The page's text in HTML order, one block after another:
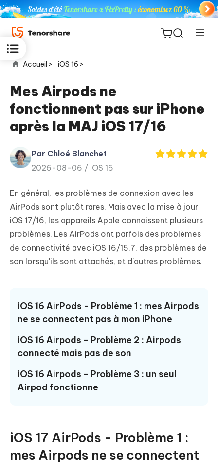
ReiBoot
for iOS
PDNob
PDF
New
iAnyGo
Accueil > iOS 16 >
Mes Airpods ne
fonctionnent pas sur iPhone
après la MAJ iOS 17/16
Par Chloé Blanchet
2026-08-06 / iOS 16
En général, les problèmes de connexion avec les
AirPods sont plutôt rares. Mais avec la mise à jour
iOS 17/16, les appareils Apple connaissent plusieurs
problèmes. Les AirPods ont parfois des problèmes
de connectivité avec iOS 16/15.7, des problèmes de
son lorsqu'ils sont attachés, et d'autres problèmes.
iOS 16 AirPods - Problème 1 : mes Airpods
ne se connectent pas à mon iPhone
iOS 16 Airpods - Problème 2 : Airpods
connecté mais pas de son
iOS 16 Airpods - Problème 3 : un seul
Airpod fonctionne
iOS 17 AirPods - Problème 1 :
mes Airpods ne se connectent